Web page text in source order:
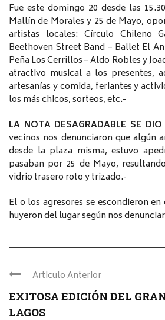
Fue este domingo 20 desde las
Mallín de Morales y 25 de Mayo,
artistas locales: Círculo Chileno
Beethoven Street Band – Ballet El
Peña Los Cerrillos – Aldo Robles y
atractivo musical a los presentes,
artesanías y comida, feriantes y
los más chicos, sorteos, etc.-
LA NOTA DESAGRADABLE SE DIO
vecinos nos denunciaron que algún
desde la plaza misma, estuvo
pasaban por 25 de Mayo,
vidrio trasero roto y trizado.-
El o los agresores se escondieron
huyeron del lugar según nos
Articulo Anterior
EXITOSA EDICIÓN DEL
LAGOS